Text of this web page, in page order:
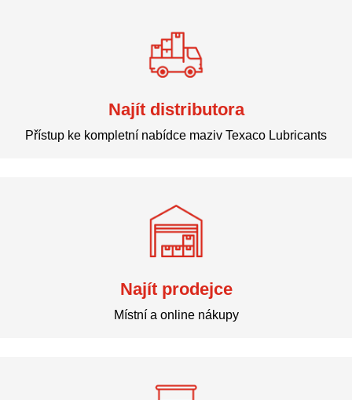
Najít distributora
Přístup ke kompletní nabídce maziv Texaco Lubricants
Najít prodejce
Místní a online nákupy